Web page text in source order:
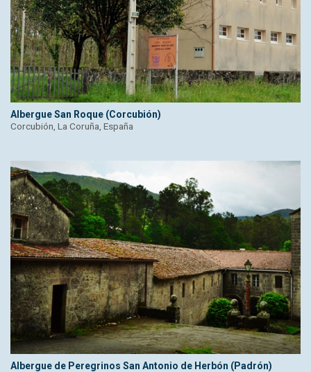
Albergue San Roque (Corcubión)
Corcubión, La Coruña, España
Albergue de Peregrinos San Antonio de Herbón (Padrón)